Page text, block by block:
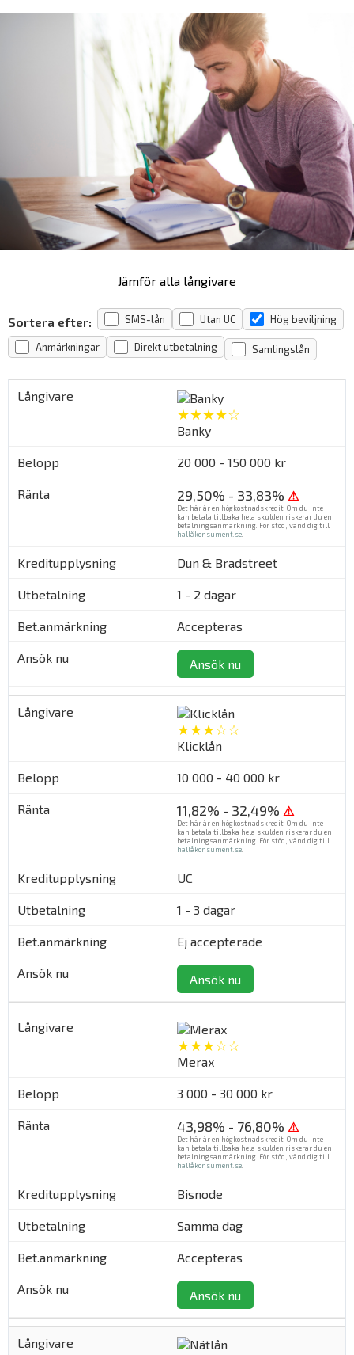
Jämför alla långivare
Sortera efter: SMS-lån Utan UC Hög beviljning
Anmärkningar Direkt utbetalning Samlingslån
★★★★☆
Banky
20 000 - 150 000 kr
29,50% - 33,83% ⚠
Det här är en högkostnadskredit. Om du inte
kan betala tillbaka hela skulden riskerar du en
betalningsanmärkning. För stöd, vänd dig till
hallåkonsument.se
Dun & Bradstreet
1 - 2 dagar
Accepteras
Ansök nu
★★★☆☆
Klicklån
10 000 - 40 000 kr
11,82% - 32,49% ⚠
Det här är en högkostnadskredit. Om du inte
kan betala tillbaka hela skulden riskerar du en
betalningsanmärkning. För stöd, vänd dig till
hallåkonsument.se.
UC
1 - 3 dagar
Ej accepterade
Ansök nu
★★★☆☆
Merax
3 000 - 30 000 kr
43,98% - 76,80% ⚠
Det här är en högkostnadskredit. Om du inte
kan betala tillbaka hela skulden riskerar du en
betalningsanmärkning. För stöd, vänd dig till
hallåkonsument.se
Bisnode
Samma dag
Accepteras
Ansök nu